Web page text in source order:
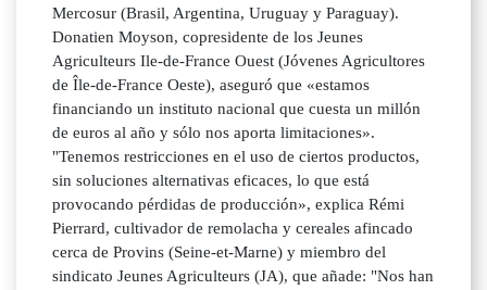
Mercosur (Brasil, Argentina, Uruguay y Paraguay).
Donatien Moyson, copresidente de los Jeunes
Agriculteurs Ile-de-France Ouest (Jóvenes Agricultores
de Île-de-France Oeste), aseguró que «estamos
financiando un instituto nacional que cuesta un millón
de euros al año y sólo nos aporta limitaciones».
"Tenemos restricciones en el uso de ciertos productos,
sin soluciones alternativas eficaces, lo que está
provocando pérdidas de producción», explica Rémi
Pierrard, cultivador de remolacha y cereales afincado
cerca de Provins (Seine-et-Marne) y miembro del
sindicato Jeunes Agriculteurs (JA), que añade: "Nos han